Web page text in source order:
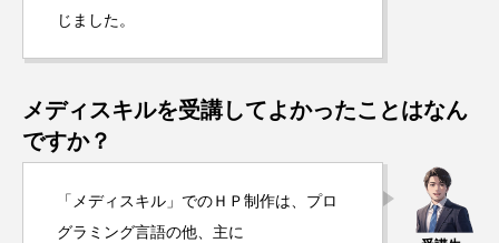
じました。
メディスキルを受講してよかったことはなん
ですか？
「メディスキル」でのＨＰ制作は、プロ
グラミング言語の他、主に